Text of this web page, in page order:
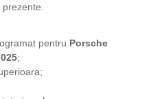
pentru Porsche
;